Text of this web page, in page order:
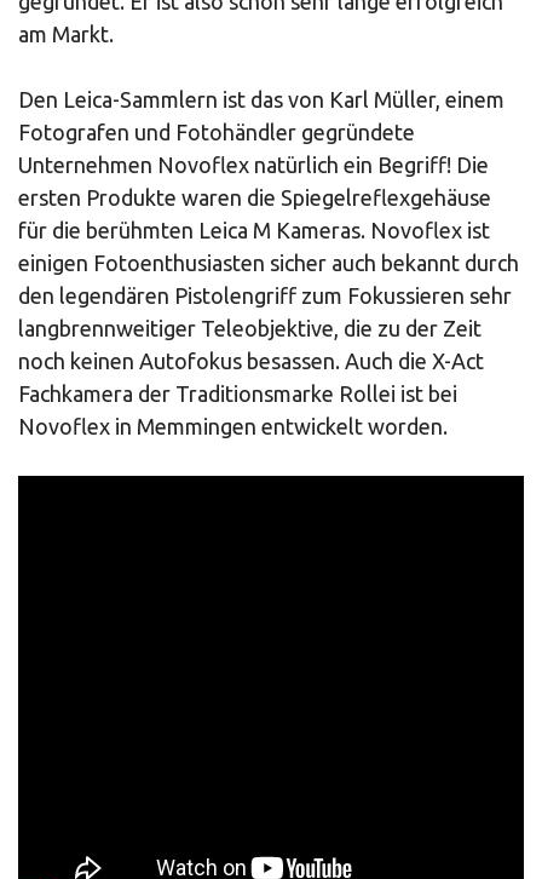
am Markt.
Den Leica-Sammlern ist das von Karl Müller, einem
Fotografen und Fotohändler gegründete
Unternehmen Novoflex natürlich ein Begriff! Die
ersten Produkte waren die Spiegelreflexgehäuse
für die berühmten Leica M Kameras. Novoflex ist
einigen Fotoenthusiasten sicher auch bekannt durch
den legendären Pistolengriff zum Fokussieren sehr
langbrennweitiger Teleobjektive, die zu der Zeit
noch keinen Autofokus besassen. Auch die X-Act
Fachkamera der Traditionsmarke Rollei ist bei
Novoflex in Memmingen entwickelt worden.